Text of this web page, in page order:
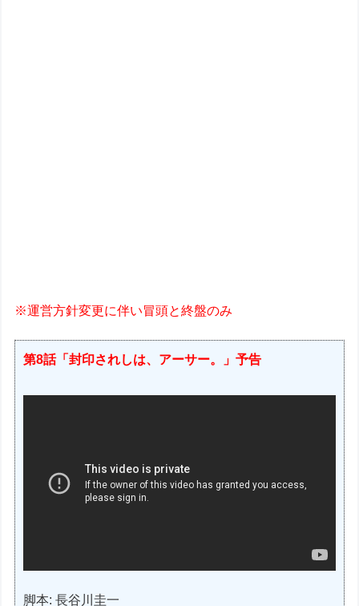
※運営方針変更に伴い冒頭と終盤のみ
第8話「封印されしは、アーサー。」予告
脚本: 長谷川圭一